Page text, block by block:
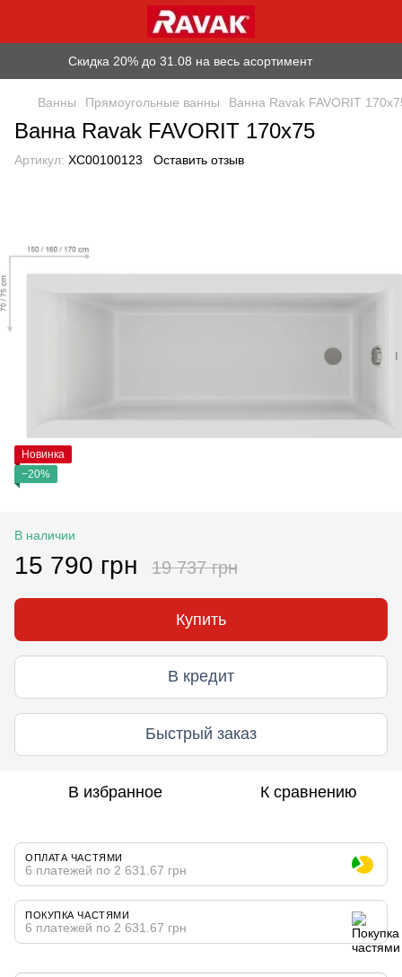
Скидка 20% до 31.08 на весь асортимент
Ванны Прямоугольные ванны Ванна Ravak FAVORIT
Ванна Ravak FAVORIT 170x75
Артикул: XC00100123 Оставить отзыв
Новинка
−20%
В наличии
15 790 грн 19 737 грн
Купить
В кредит
Быстрый заказ
В избранное К сравнению
ОПЛАТА ЧАСТЯМИ
6 платежей по 2 631.67 грн
ПОКУПКА ЧАСТЯМИ
6 платежей по 2 631.67 грн